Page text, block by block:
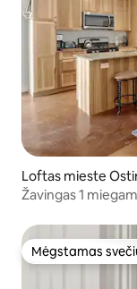
Loftas mieste
Žavingas 1
Mėgstamas
Mėgstamas